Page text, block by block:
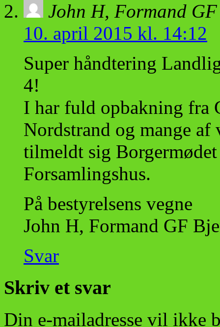
John H, Formand
10. april 2015 kl. 14:12
Super håndtering
4!
I har fuld opbakning fra
Nordstrand og mange af
tilmeldt sig
Forsamlingshus.
På bestyrelsens vegne
John H, Formand GF
Svar
Skriv et svar
Din e-mailadresse vil ikke